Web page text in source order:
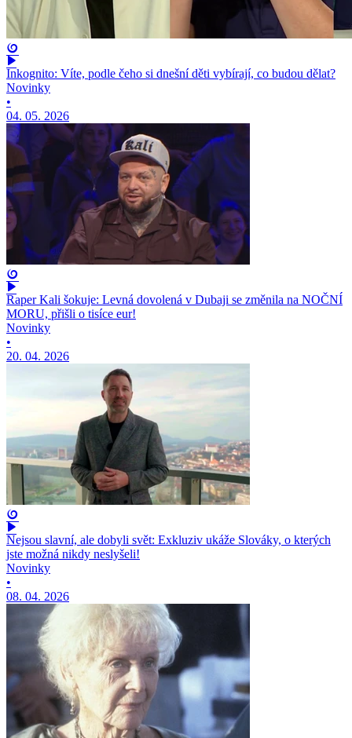
Inkognito: Víte, podle čeho si dnešní děti vybírají, co budou dělat?
Novinky
•
04. 05. 2026
Raper Kali šokuje: Levná dovolená v Dubaji se změnila na NOČNÍ
MORU, přišli o tisíce eur!
Novinky
•
20. 04. 2026
Nejsou slavní, ale dobyli svět: Exkluziv ukáže Slováky, o kterých
jste možná nikdy neslyšeli!
Novinky
•
08. 04. 2026